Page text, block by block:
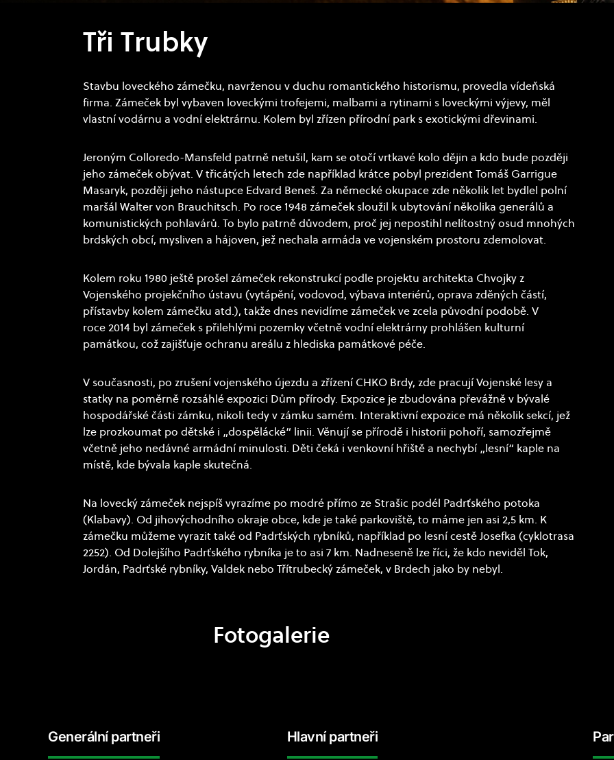
Tři Trubky
Stavbu loveckého zámečku, navrženou v duchu romantického historismu, provedla vídeňská
firma. Zámeček byl vybaven loveckými trofejemi, malbami a rytinami s loveckými výjevy, měl
vlastní vodárnu a vodní elektrárnu. Kolem byl zřízen přírodní park s exotickými dřevinami.
Jeroným Colloredo-Mansfeld patrně netušil, kam se otočí vrtkavé kolo dějin a kdo bude později
jeho zámeček obývat. V třicátých letech zde například krátce pobyl prezident Tomáš Garrigue
Masaryk, později jeho nástupce Edvard Beneš. Za německé okupace zde několik let bydlel polní
maršál Walter von Brauchitsch. Po roce 1948 zámeček sloužil k ubytování několika generálů a
komunistických pohlavárů. To bylo patrně důvodem, proč jej nepostihl nelítostný osud mnohých
brdských obcí, mysliven a hájoven, jež nechala armáda ve vojenském prostoru zdemolovat.
Kolem roku 1980 ještě prošel zámeček rekonstrukcí podle projektu architekta Chvojky z
Vojenského projekčního ústavu (vytápění, vodovod, výbava interiérů, oprava zděných částí,
přístavby kolem zámečku atd.), takže dnes nevidíme zámeček ve zcela původní podobě. V
roce 2014 byl zámeček s přilehlými pozemky včetně vodní elektrárny prohlášen kulturní
památkou, což zajišťuje ochranu areálu z hlediska památkové péče.
V současnosti, po zrušení vojenského újezdu a zřízení CHKO Brdy, zde pracují Vojenské lesy a
statky na poměrně rozsáhlé expozici Dům přírody. Expozice je zbudována převážně v bývalé
hospodářské části zámku, nikoli tedy v zámku samém. Interaktivní expozice má několik sekcí, jež
lze prozkoumat po dětské i „dospělácké“ linii. Věnují se přírodě i historii pohoří, samozřejmě
včetně jeho nedávné armádní minulosti. Děti čeká i venkovní hřiště a nechybí „lesní“ kaple na
místě, kde bývala kaple skutečná.
Na lovecký zámeček nejspíš vyrazíme po modré přímo ze Strašic podél Padrťského potoka
(Klabavy). Od jihovýchodního okraje obce, kde je také parkoviště, to máme jen asi 2,5 km. K
zámečku můžeme vyrazit také od Padrťských rybníků, například po lesní cestě Josefka (cyklotrasa
2252). Od Dolejšího Padrťského rybníka je to asi 7 km. Nadneseně lze říci, že kdo neviděl Tok,
Jordán, Padrťské rybníky, Valdek nebo Třítrubecký zámeček, v Brdech jako by nebyl.
Fotogalerie
Generální partneři Hlavní partneři